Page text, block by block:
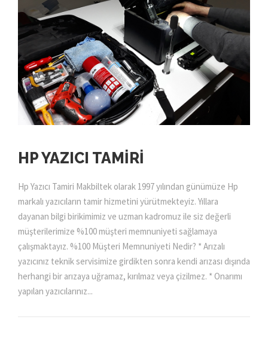
HP YAZICI TAMIRI
Hp Yazıcı Tamiri Makbiltek olarak 1997 yılından günümüze Hp
markalı yazıcıların tamir hizmetini yürütmekteyiz. Yıllara
dayanan bilgi birikimimiz ve uzman kadromuz ile siz değerli
müşterilerimize %100 müşteri memnuniyeti sağlamaya
çalışmaktayız. %100 Müşteri Memnuniyeti Nedir? * Arızalı
yazıcınız teknik servisimize girdikten sonra kendi arızası dışında
herhangi bir arızaya uğramaz, kırılmaz veya çizilmez. * Onarımı
yapılan yazıcılarınız...